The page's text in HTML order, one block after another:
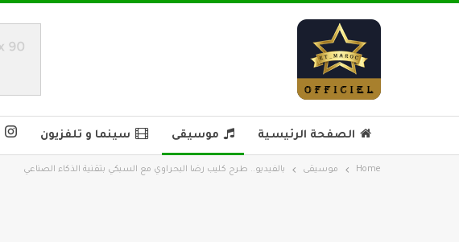
الصفحة الرئيسية موسيقى سينما و تلفزيون
Home موسيقى بالفيديو.. طرح كليب رضا البحراوي مع السبكي بتقنية الذكاء الصناعي